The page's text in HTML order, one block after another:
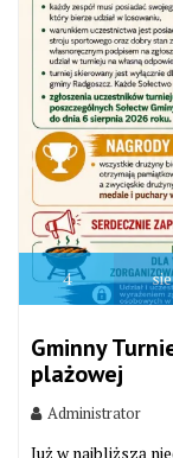
4 sie
Gminny
plażowej
Administrator
Już w najbliższą